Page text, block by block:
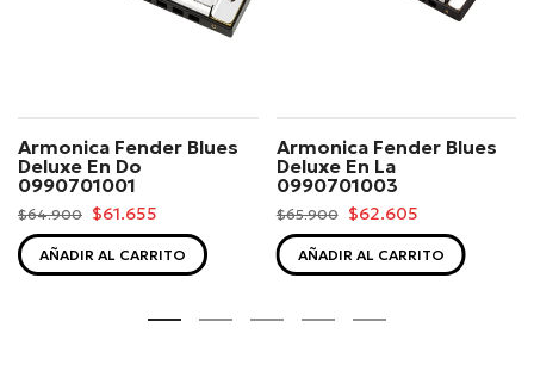
Armonica Fender Blues
Deluxe En Do
0990701001
$64.900 $61.655
AÑADIR AL CARRITO
Armonica Fender Blues
Deluxe En La
0990701003
$65.900 $62.605
AÑADIR AL CARRITO